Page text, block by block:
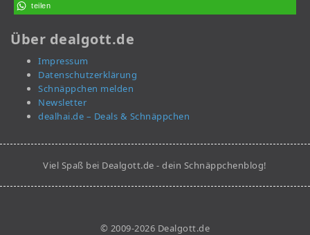
teilen
Über dealgott.de
Impressum
Datenschutzerklärung
Schnäppchen melden
Newsletter
dealhai.de – Deals & Schnäppchen
Viel Spaß bei Dealgott.de - dein Schnäppchenblog!
© 2009-2026 Dealgott.de